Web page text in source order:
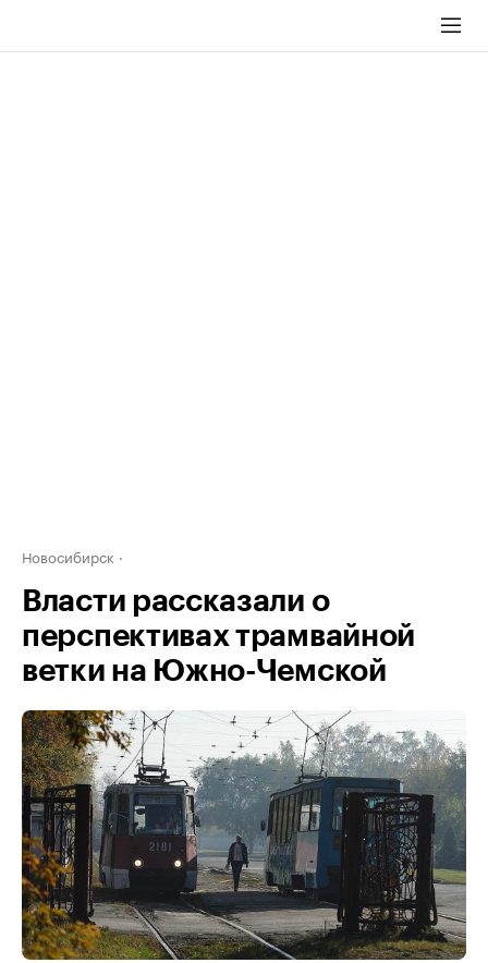
Новосибирск
Власти рассказали о
перспективах трамвайной
ветки на Южно-Чемской